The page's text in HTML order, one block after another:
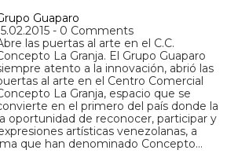
Guaparo
- 0 Comments
las puertas al arte en el C.C.
La Granja. El Grupo Guaparo
atento a la innovación, abrió las
al arte en el Centro Comercial
La Granja, espacio que se
en el primero del país donde la
oportunidad de reconocer, participar y
artísticas venezolanas, a
que han denominado Concepto…